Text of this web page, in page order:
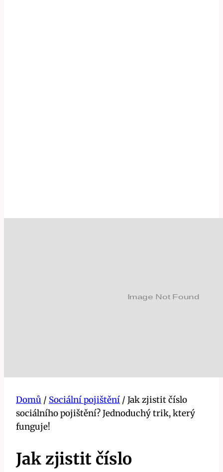
Domů / Sociální pojištění / Jak zjistit číslo
sociálního pojištění? Jednoduchý trik, který
funguje!
Jak zjistit číslo